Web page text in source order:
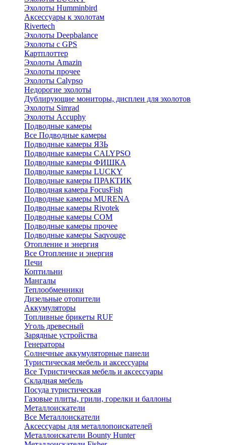
Эхолоты Humminbird
Аксессуары к эхолотам
Rivertech
Эхолоты Deepbalance
Эхолоты с GPS
Картплоттер
Эхолоты Amazin
Эхолоты прочее
Эхолоты Calypso
Недорогие эхолоты
Дублирующие мониторы, дисплеи для эхолотов
Эхолоты Simrad
Эхолоты Accuphy
Подводные камеры
Все Подводные камеры
Подводные камеры ЯЗЬ
Подводные камеры CALYPSO
Подводные камеры ФИШКА
Подводные камеры LUCKY
Подводные камеры ПРАКТИК
Подводная камера FocusFish
Подводные камеры MURENA
Подводные камеры Rivotek
Подводные камеры СОМ
Подводные камеры прочее
Подводные камеры Saqvouge
Отопление и энергия
Все Отопление и энергия
Печи
Коптильни
Мангалы
Теплообменники
Дизельные отопители
Аккумуляторы
Топливные брикеты RUF
Уголь древесный
Зарядные устройства
Генераторы
Солнечные аккумуляторные панели
Туристическая мебель и аксессуары
Все Туристическая мебель и аксессуары
Складная мебель
Посуда туристическая
Газовые плиты, грили, горелки и баллоны
Металлоискатели
Все Металлоискатели
Аксессуары для металлопоискателей
Металлоискатели Bounty Hunter